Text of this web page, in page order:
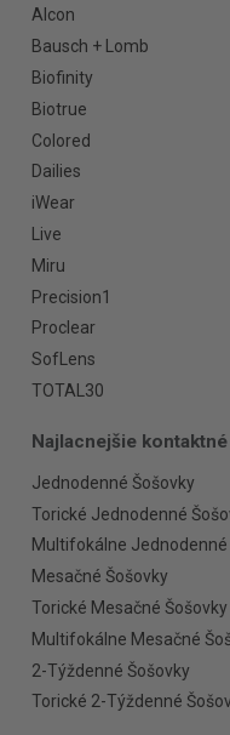
Alcon
Bausch + Lomb
Biofinity
Biotrue
Colored
Dailies
iWear
Live
Miru
Precision1
Proclear
SofLens
TOTAL30
Najlacnejšie
Jednodenné Šošovky
Torické Jednodenné
Multifokálne Jednodenné
Mesačné Šošovky
Torické Mesačné Šošovky
Multifokálne Mesačné
2-Týždenné Šošovky
Torické 2-Týždenné